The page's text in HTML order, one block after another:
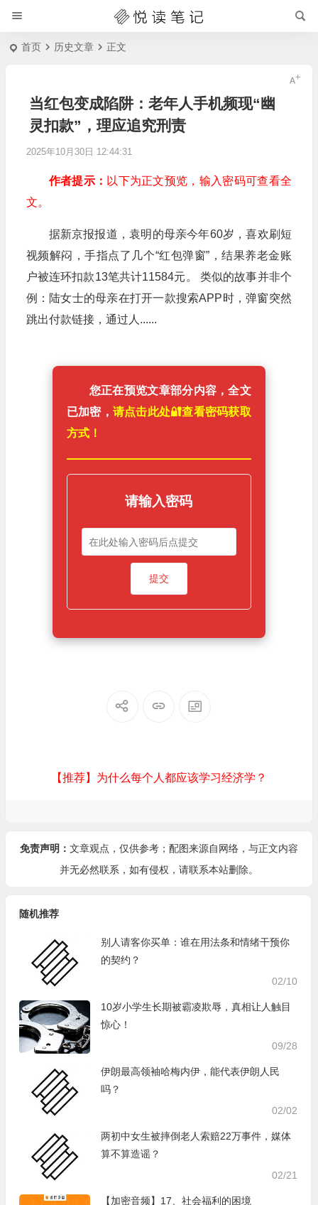
首页 历史文章 正文
当红包变成陷阱：老年人手机频现“幽
灵扣款”，理应追究刑责
2025年10月30日 12:44:31
作者提示： 以下为正文预览，输入密码可查看全
文。
据新京报报道，袁明的母亲今年60岁，喜欢刷短
视频解闷，手指点了几个“红包弹窗”，结果养老金账
户被连环扣款13笔共计11584元。 类似的故事并非个
例：陆女士的母亲在打开一款搜索APP时，弹窗突然
跳出付款链接，通过人......
您正在预览文章部分内容，全文
已加密， 请点击此处🔐️查看密码获取
方式！
请输入密码
【推荐】为什么每个人都应该学习经济学？
免责声明： 文章观点，仅供参考；配图来源自网络，与正文内容
并无必然联系，如有侵权，请联系本站删除。
随机推荐
别人请客你买单：谁在用法条和情绪干预你
的契约？
02/10
10岁小学生长期被霸凌欺辱，真相让人触目
惊心！
09/28
伊朗最高领袖哈梅内伊，能代表伊朗人民
吗？
02/02
两初中女生被摔倒老人索赔22万事件，媒体
算不算造谣？
02/21
【加密音频】17、社会福利的困境